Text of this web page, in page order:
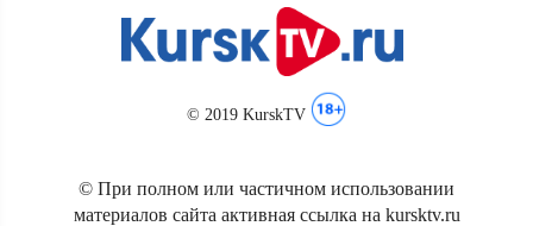
© 2019 KurskTV
© При полном или частичном использовании
материалов сайта активная ссылка на kursktv.ru